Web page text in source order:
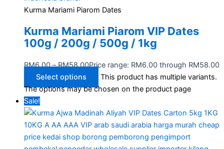
Kurma Mariami Piarom Dates
Kurma Mariami Piarom VIP Dates
100g / 200g / 500g / 1kg
RM6.00 – RM58.00Price range: RM6.00 through RM58.00
Select options
This product has multiple variants.
The options may be chosen on the product page
Sale!